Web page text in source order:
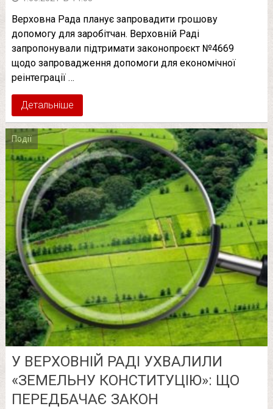
Верховна Рада планує запровадити грошову
допомогу для заробітчан. Верховній Раді
запропонували підтримати законопроєкт №4669
щодо запровадження допомоги для економічної
реінтеграції …
Детальніше
Події
У ВЕРХОВНІЙ РАДІ УХВАЛИЛИ
«ЗЕМЕЛЬНУ КОНСТИТУЦІЮ»: ЩО
ПЕРЕДБАЧАЄ ЗАКОН